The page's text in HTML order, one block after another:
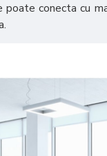
poate conecta cu